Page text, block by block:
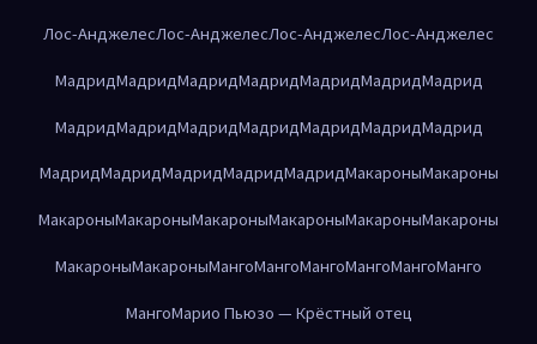
Лос-АнджелесЛос-АнджелесЛос-АнджелесЛос-Анджелес
МадридМадридМадридМадридМадридМадридМадрид
МадридМадридМадридМадридМадридМадридМадрид
МадридМадридМадридМадридМадридМакароныМакароны
МакароныМакароныМакароныМакароныМакароныМакароны
МакароныМакароныМангоМангоМангоМангоМангоМанго
МангоМарио Пьюзо — Крёстный отец